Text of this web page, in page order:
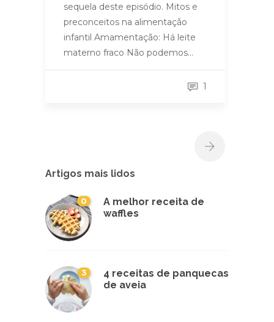
sequela deste episódio. Mitos e
preconceitos na alimentação
infantil Amamentação: Há leite
materno fraco Não podemos…
1
Artigos mais lidos
0
A melhor receita de
waffles
3
4 receitas de panquecas
de aveia